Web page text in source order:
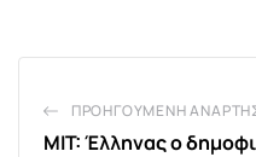
ΠΡΟΗΓΟΎΜΕΝΗ
MIT: Έλληνας ο